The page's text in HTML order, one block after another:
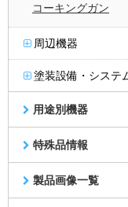
コーキングガン
周辺機器
塗装設備・システ
用途別機器
特殊品情報
製品画像一覧